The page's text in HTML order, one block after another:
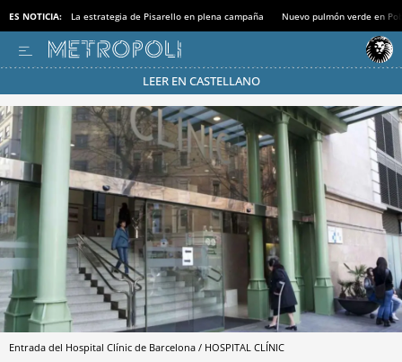
ES NOTICIA: La estrategia de Pisarello en plena campaña Nuevo pulmón verde en
LEER EN CASTELLANO
Pásate al MODO AHORRO
Entrada del Hospital Clínic de Barcelona / HOSPITAL CLÍNIC